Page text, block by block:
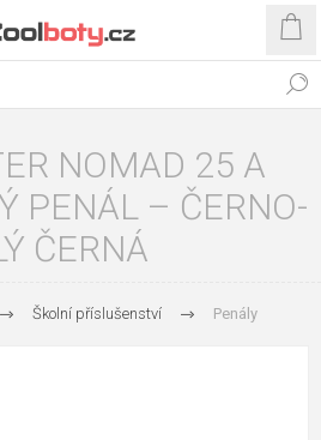
NOMAD 25 A
PENÁL – ČERNO-
ČERNÁ
Školní příslušenství Penály